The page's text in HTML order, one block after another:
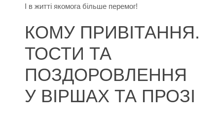
І в житті якомога більше перемог!
КОМУ ПРИВІТАННЯ.
ТОСТИ ТА
ПОЗДОРОВЛЕННЯ
У ВІРШАХ ТА ПРОЗІ